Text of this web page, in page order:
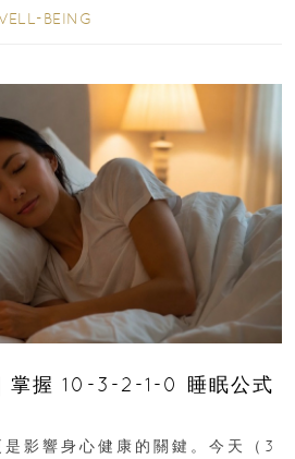
BEING
掌握 10-3-2-1-0 睡眠公式
影響身心健康的關鍵。今天（3